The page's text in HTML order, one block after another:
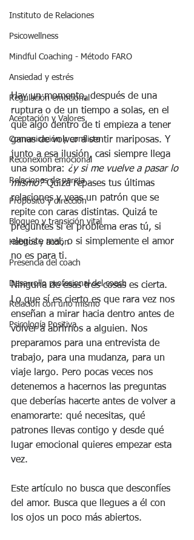
Instituto de Relaciones
Psicowellness
Mindful Coaching - Método FARO
Ansiedad y estrés
Regulación emocional
Aceptación y Valores
Comunicación y conflicto
Reconexión emocional
Relaciones de pareja
Propósito y dirección
Bloqueo y transición vital
Hábitos y acción
Presencia del coach
Desarrollo profesional del coach
Relación con uno mismo
Psicología Positiva
Hay un momento, después de una
ruptura o de un tiempo a solas, en el
que algo dentro de ti empieza a tener
ganas de volver a sentir mariposas. Y
junto a esa ilusión, casi siempre llega
una sombra: ¿y si me vuelve a pasar lo
mismo? Quizá repases tus últimas
relaciones y veas un patrón que se
repite con caras distintas. Quizá te
preguntes si el problema eras tú, si
elegiste mal, o si simplemente el amor
no es para ti.
Ninguna de esas tres cosas es cierta.
Lo que sí es cierto es que rara vez nos
enseñan a mirar hacia dentro antes de
volver a abrirnos a alguien. Nos
preparamos para una entrevista de
trabajo, para una mudanza, para un
viaje largo. Pero pocas veces nos
detenemos a hacernos las preguntas
que deberías hacerte antes de volver a
enamorarte: qué necesitas, qué
patrones llevas contigo y desde qué
lugar emocional quieres empezar esta
vez.
Este artículo no busca que desconfíes
del amor. Busca que llegues a él con
los ojos un poco más abiertos.